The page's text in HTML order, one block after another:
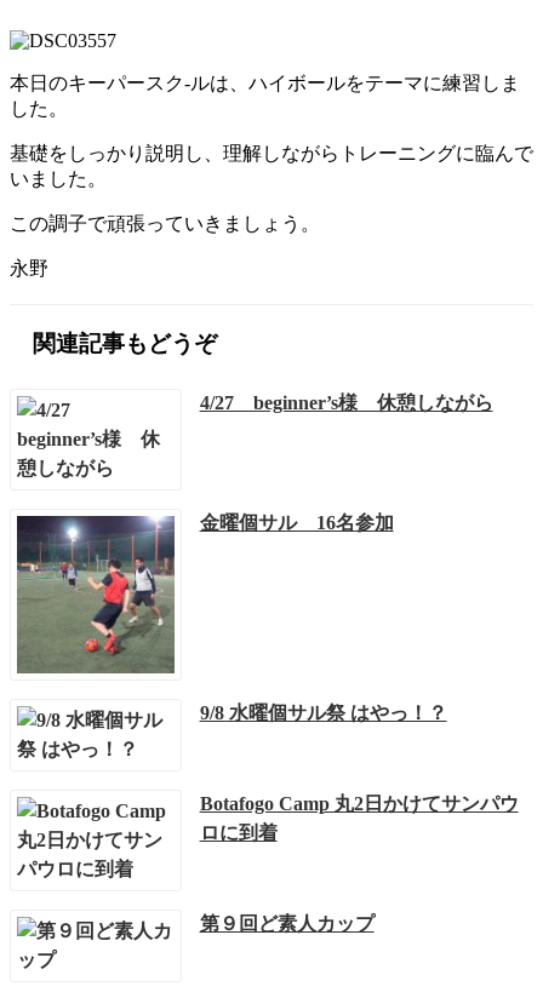
本日のキーパースク-ルは、ハイボールをテーマに練習しま
した。
基礎をしっかり説明し、理解しながらトレーニングに臨んで
いました。
この調子で頑張っていきましょう。
永野
関連記事もどうぞ
4/27 beginner’s様 休憩しながら
金曜個サル 16名参加
9/8 水曜個サル祭 はやっ！？
Botafogo Camp 丸2日かけてサンパウ
ロに到着
第９回ど素人カップ